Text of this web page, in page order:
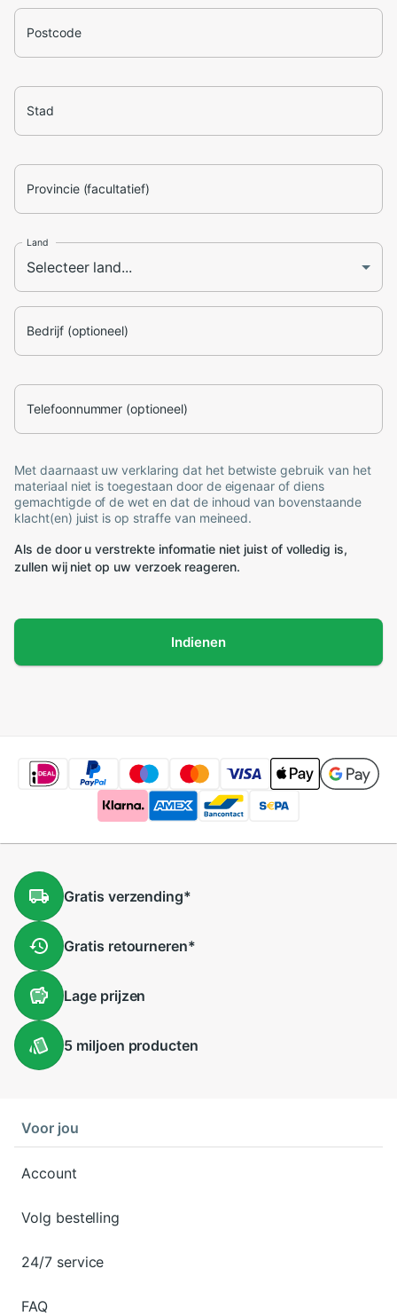
Postcode
Stad
Provincie (facultatief)
Land
Bedrijf (optioneel)
Telefoonnummer (optioneel)
Met daarnaast uw verklaring dat het betwiste gebruik van het
materiaal niet is toegestaan door de eigenaar of diens
gemachtigde of de wet en dat de inhoud van bovenstaande
klacht(en) juist is op straffe van meineed.
Als de door u verstrekte informatie niet juist of volledig is,
zullen wij niet op uw verzoek reageren.
Indienen
Gratis verzending*
Gratis retourneren*
Lageprijzen
5 miljoen producten
Voor jou
Account
Volg bestelling
24/7 service
FAQ